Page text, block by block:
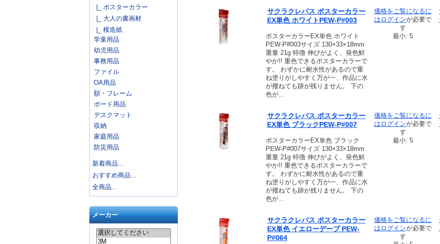
|_ ポスターカラー
|_ 大人の書画材
|_ 模造紙
学童用品
幼児用品
事務用品
ファイル
OA用品
額・フレーム
ボード用品
デスクマット
収納
家庭用品
防災用品
新着商品...
おすすめ商品...
全商品...
メーカー
サクラクレパス ポスターカラー
EX単色 ホワイトPEW-P#003
ポスターカラーEX単色 ホワイト
PEW-P#003サイズ 130×33×18mm
重量 21g 特徴 伸びがよく、発色鮮
やか!! 重色できるポスターカラーで
す。 わずかに耐水性があるので重
ね塗りがしやすく万が一、作品に水
が撥ねても跡が残りません。 下の
色が...
価格をご覧になるに
は ログインが必要で
す
最小: 5
サクラクレパス ポスターカラー
EX単色 ブラックPEW-P#007
ポスターカラーEX単色 ブラック
PEW-P#007サイズ 130×33×18mm
重量 21g 特徴 伸びがよく、発色鮮
やか!! 重色できるポスターカラーで
す。 わずかに耐水性があるので重
ね塗りがしやすく万が一、作品に水
が撥ねても跡が残りません。 下の
色が...
価格をご覧になるに
は ログインが必要で
す
最小: 5
サクラクレパス ポスターカラー
EX単色 イエローデープ PEW-
P#064
価格をご覧になるに
は ログインが必要で
す